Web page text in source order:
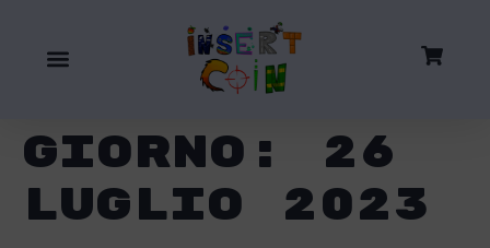
Giorno: 26
Luglio 2023